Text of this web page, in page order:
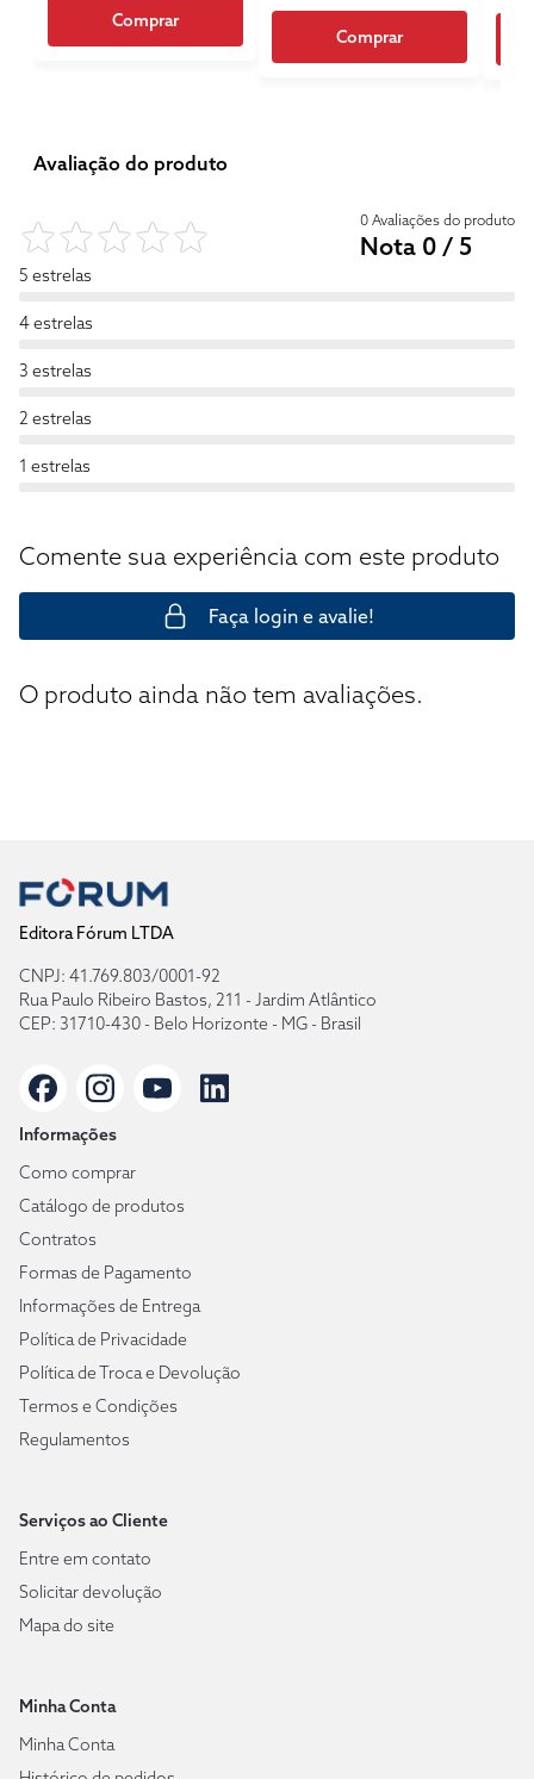
Comprar
Comprar
Avaliação do produto
0 Avaliações do produto
Nota 0 / 5
5 estrelas
4 estrelas
3 estrelas
2 estrelas
1 estrelas
Comente sua experiência com este produto
Faça login e avalie!
O produto ainda não tem avaliações.
Editora Fórum LTDA
CNPJ: 41.769.803/0001-92
Rua Paulo Ribeiro Bastos, 211 - Jardim Atlântico
CEP: 31710-430 - Belo Horizonte - MG - Brasil
Informações
Como comprar
Catálogo de produtos
Contratos
Formas de Pagamento
Informações de Entrega
Política de Privacidade
Política de Troca e Devolução
Termos e Condições
Regulamentos
Serviços ao Cliente
Entre em contato
Solicitar devolução
Mapa do site
Minha Conta
Minha Conta